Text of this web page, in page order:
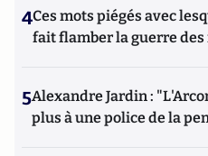
4Ces mots piégés avec
fait flamber la guerre des
5Alexandre Jardin :
plus à une police de la